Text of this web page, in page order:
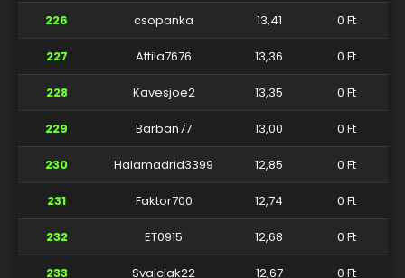
226 csopanka 13,41 0 Ft
227 Attila7676 13,36 0 Ft
228 Kavesjoe2 13,35 0 Ft
229 Barban77 13,00 0 Ft
230 Halamadrid3399 12,85 0 Ft
231 Faktor700 12,74 0 Ft
232 ET0915 12,68 0 Ft
233 Svajciak22 12,67 0 Ft